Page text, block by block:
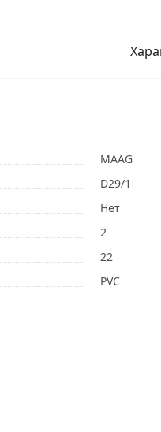
MAAG
D29/1
Нет
2
22
PVC